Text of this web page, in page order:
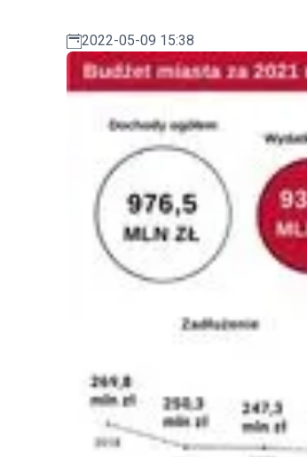
2022-05-09 15:38